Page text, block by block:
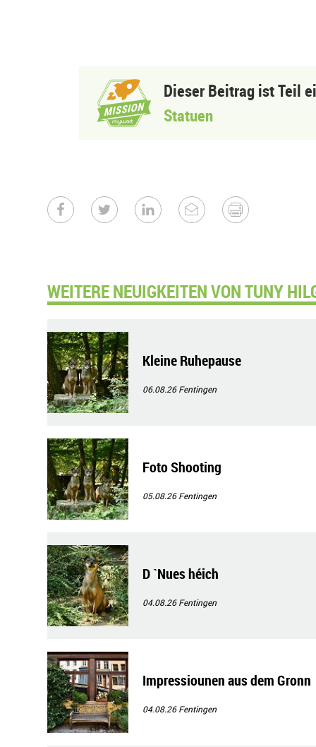
Dieser Beitrag ist Teil
Statuen
WEITERE NEUIGKEITEN VON TUNY
Kleine Ruhepause
06.08.26Fentingen
Foto Shooting
05.08.26Fentingen
D `Nues héich
04.08.26Fentingen
Impressiounen aus dem Gronn
04.08.26Fentingen